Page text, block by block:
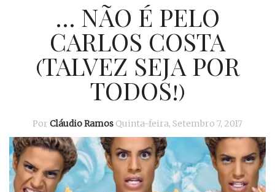
… NÃO É PELO
CARLOS COSTA
(TALVEZ SEJA POR
TODOS!)
Por Cláudio Ramos Quinta-feira, Setembro 7, 2017